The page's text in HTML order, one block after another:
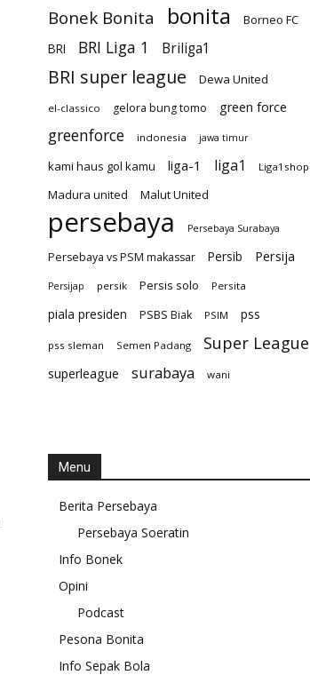
Bonek Bonita bonita
Borneo FC
BRI
BRI Liga 1 Briliga1
BRI super league Dewa United
el-classico gelora bung tomo green force
greenforce indonesia jawa timur
kami haus gol kamu liga-1 liga1
Madura united Malut United
persebaya Persebaya Surabaya
Persebaya vs PSM makassar Persib Persija
Persijap persik Persis solo Persita
piala presiden PSBS Biak PSIM pss
pss sleman Semen Padang Super League
superleague surabaya wani
Menu
Berita Persebaya
Persebaya Soeratin
Info Bonek
Opini
Podcast
Pesona Bonita
Info Sepak Bola